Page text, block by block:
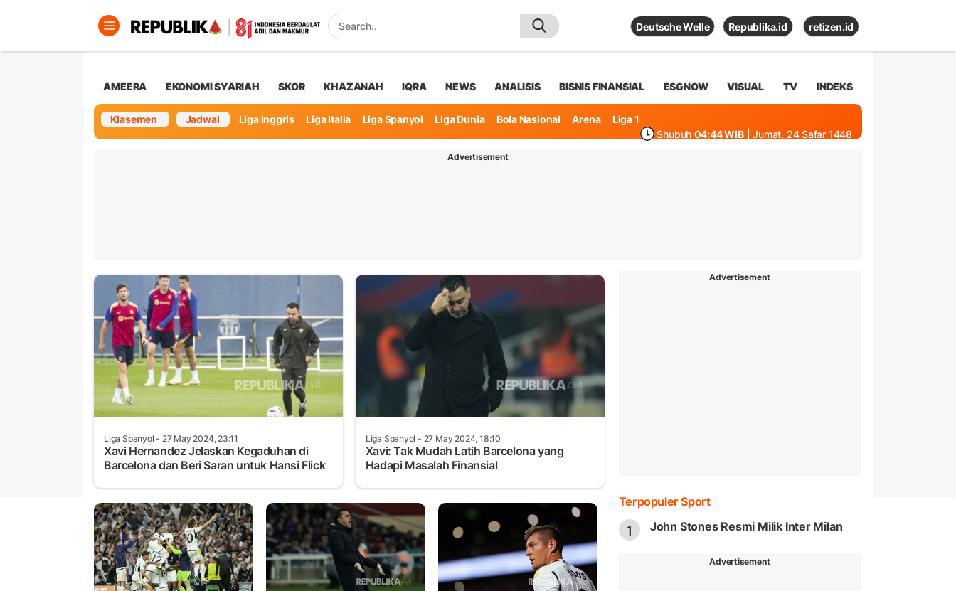
Deutsche Welle Republika.id retizen.id
AMEERA EKONOMI SYARIAH SKOR KHAZANAH IQRA NEWS ANALISIS BISNIS FINANSIAL ESGNOW VISUAL TV INDEKS
Klasemen Jadwal Liga Inggris Liga Italia Liga Spanyol Liga Dunia Bola Nasional Arena
Liga 1
Shubuh 04:44 WIB | Jumat, 24 Safar 1448
Advertisement
Liga Spanyol - 27 May 2024, 23:11
Xavi Hernandez Jelaskan Kegaduhan di
Barcelona dan Beri Saran untuk Hansi Flick
Liga Spanyol - 27 May 2024, 18:10
Xavi: Tak Mudah Latih Barcelona yang
Hadapi Masalah Finansial
Advertisement
Terpopuler Sport
1 John Stones Resmi Milik Inter Milan
Advertisement